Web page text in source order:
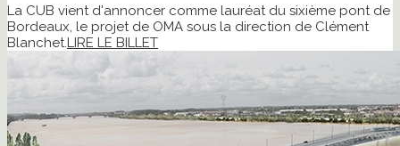
La CUB vient d'annoncer comme lauréat du sixième pont de
Bordeaux, le projet de OMA sous la direction de Clément
Blanchet. LIRE LE BILLET